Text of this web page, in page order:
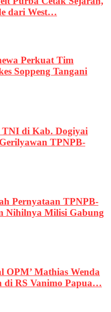
dari West…
Perkuat Tim
Soppeng Tangani
di Kab. Dogiyai
TPNPB-
Pernyataan TPNPB-
Nihilnya Milisi Gabung
OPM’ Mathias Wenda
di RS Vanimo Papua…